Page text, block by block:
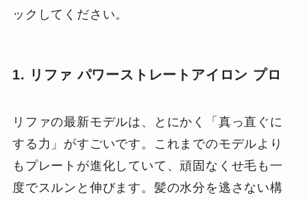
ックしてください。
1. リファ パワーストレートアイロン プロ
リファの最新モデルは、とにかく「真っ直ぐに
する力」がすごいです。これまでのモデルより
もプレートが進化していて、頑固なくせ毛も一
度でスルンと伸びます。髪の水分を逃さない構